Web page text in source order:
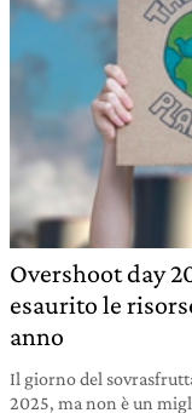
Overshoot day
esaurito le
anno
Il giorno del
2025, ma non è un